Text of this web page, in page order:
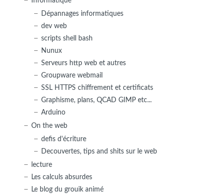
Dépannages informatiques
dev web
scripts shell bash
Nunux
Serveurs http web et autres
Groupware webmail
SSL HTTPS chiffrement et certificats
Graphisme, plans, QCAD GIMP etc...
Arduino
On the web
defis d'écriture
Decouvertes, tips and shits sur le web
lecture
Les calculs absurdes
Le blog du grouik animé